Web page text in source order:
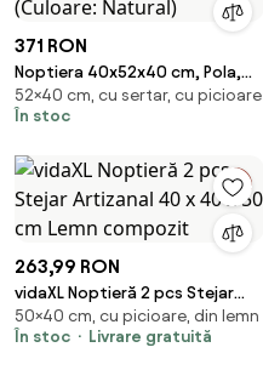
371 RON
Noptiera 40x52x40 cm, Pola,
ADRK Furniture (Culoare:
Natural)
52×40 cm, cu sertar, cu picioare
În stoc
263,99 RON
vidaXL Noptieră 2 pcs Stejar
Artizanal 40 x 40 x 50 cm Lemn
compozit
50×40 cm, cu picioare, din lemn
În stoc
Livrare gratuită